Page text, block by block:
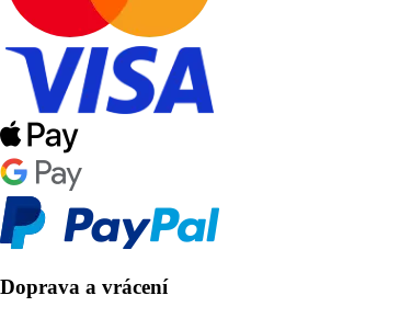
Doprava a vrácení